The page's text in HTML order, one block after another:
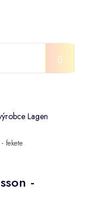
Lagen
-